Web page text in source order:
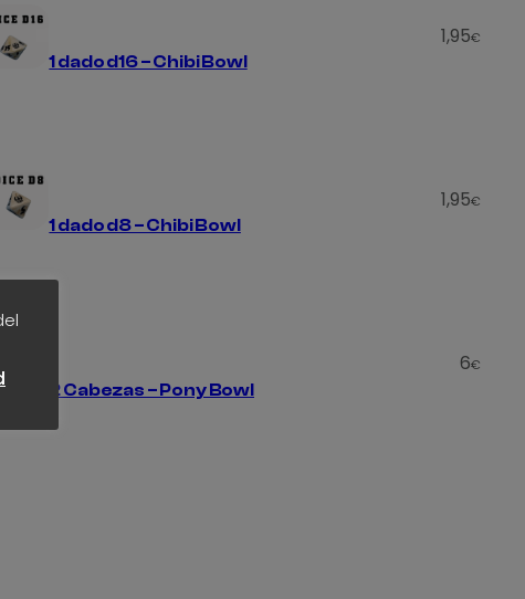
1 dado d16 – Chibi Bowl
1,95€
1 dado d8 – Chibi Bowl
1,95€
2 Cabezas – Pony Bowl
6€